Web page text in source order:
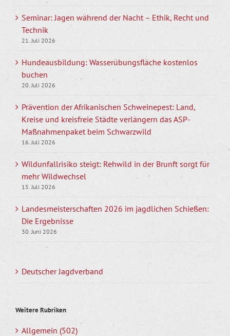
Seminar: Jagen während der Nacht – Ethik, Recht und
Technik
21. Juli 2026
Hundeausbildung: Wasserübungsfläche kostenlos
buchen
20. Juli 2026
Prävention der Afrikanischen Schweinepest: Land,
Kreise und kreisfreie Städte verlängern das ASP-
Maßnahmenpaket beim Schwarzwild
16. Juli 2026
Wildunfallrisiko steigt: Rehwild in der Brunft sorgt für
mehr Wildwechsel
15. Juli 2026
Landesmeisterschaften 2026 im jagdlichen Schießen:
Die Ergebnisse
30. Juni 2026
Deutscher Jagdverband
Weitere Rubriken
Allgemein (502)